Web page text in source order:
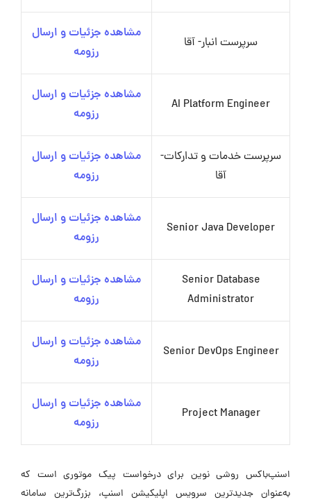
سرپرست انبار- آقا
مشاهده جزئیات و ارسال
رزومه
AI Platform Engineer
مشاهده جزئیات و ارسال
رزومه
سرپرست خدمات و تدارکات-
آقا
مشاهده جزئیات و ارسال
رزومه
Senior Java Developer
مشاهده جزئیات و ارسال
رزومه
Senior Database
Administrator
مشاهده جزئیات و ارسال
رزومه
Senior DevOps Engineer
مشاهده جزئیات و ارسال
رزومه
Project Manager
مشاهده جزئیات و ارسال
رزومه
اسنپ‌باکس روشی نوین برای درخواست پیک موتوری است که
به‌عنوان جدیدترین سرویس اپلیکیشن اسنپ، بزرگ‌ترین سامانه